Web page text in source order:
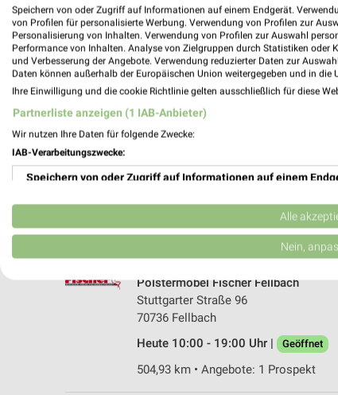
Nutze weekli auch
Polstermöbel Fischer Fellbach
Stuttgarter Straße 96
70736 Fellbach
Heute 10:00 - 19:00 Uhr |
Geöffnet
504,93 km • Angebote: 1 Prospekt
Speichern von oder Zugriff auf Informationen auf einem Endgerät.
von Profilen für personalisierte Werbung. Verwendung von Profilen zur
Personalisierung von Inhalten. Verwendung von Profilen zur Auswahl
Performance von Inhalten. Analyse von Zielgruppen durch Statistiken oder
und Verbesserung der Angebote. Verwendung reduzierter Daten zur
Daten können außerhalb der Europäischen Union weitergegeben und in die
Ihre Einwilligung und die cookie Richtlinie gelten ausschließlich für diese
Partnerliste anzeigen (1 IAB-Anbieter)
Wir nutzen Ihre Daten für folgende Zwecke:
IAB-Verarbeitungszwecke:
Speichern von oder Zugriff auf Informationen auf einem
Verwendung reduzierter Daten zur Auswahl von
Erstellung von Profilen für personalisierte Werbung
Erstellung von Profilen zur Personalisierung von Inhalten
Verwendung von Profilen zur Auswahl personalisierter Inhalte
Messung der Werbeleistung
Alle
Nein,